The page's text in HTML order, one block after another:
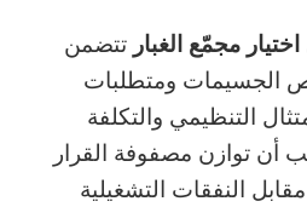
مجمّع الغبار تتضمن
الجسيمات ومتطلبات
التنظيمي والتكلفة
أن توازن مصفوفة القرار
النفقات التشغيلية